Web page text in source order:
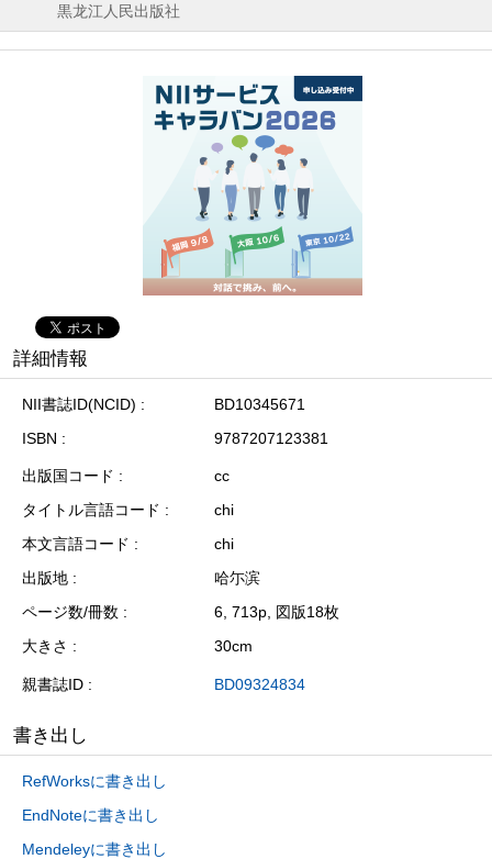
黒龙江人民出版社
詳細情報
NII書誌ID(NCID)
BD10345671
ISBN
9787207123381
出版国コード
cc
タイトル言語コード
chi
本文言語コード
chi
出版地
哈尓滨
ページ数/冊数
6, 713p, 図版18枚
大きさ
30cm
親書誌ID BD09324834
書き出し
RefWorksに書き出し
EndNoteに書き出し
Mendeleyに書き出し